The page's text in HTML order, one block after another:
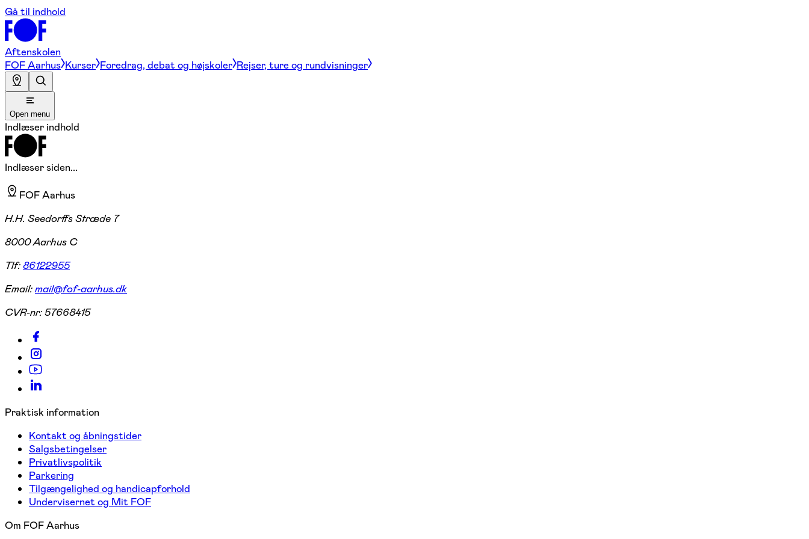
Gå til indhold
Aftenskolen
FOF Aarhus Kurser Foredrag, debat og højskoler Rejser, ture og rundvisninger
Open menu
Indlæser indhold
Indlæser siden...
FOF Aarhus
H.H. Seedorffs Stræde 7
8000 Aarhus C
Tlf:86122955
Email:mail@fof-aarhus.dk
CVR-nr:57668415
Praktisk information
Kontakt og åbningstider
Salgsbetingelser
Privatlivspolitik
Parkering
Tilgængelighed og handicapforhold
Undervisernet og Mit FOF
Om FOF Aarhus